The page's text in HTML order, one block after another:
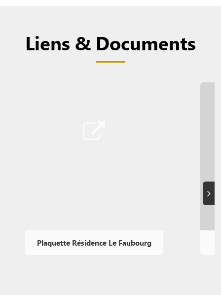
Liens & Documents
Plaquette Résidence Le Faubourg